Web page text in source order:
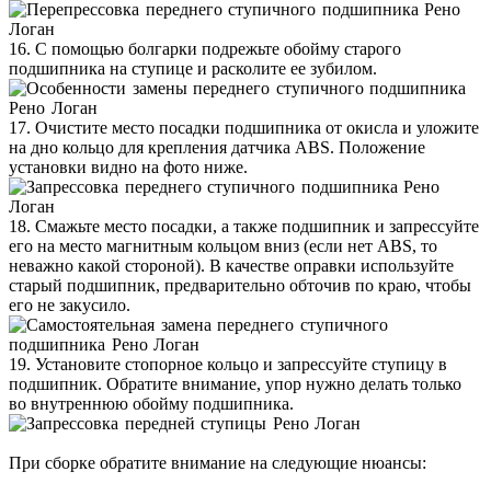
16. С помощью болгарки подрежьте обойму старого
подшипника на ступице и расколите ее зубилом.
17. Очистите место посадки подшипника от окисла и уложите
на дно кольцо для крепления датчика ABS. Положение
установки видно на фото ниже.
18. Смажьте место посадки, а также подшипник и запрессуйте
его на место магнитным кольцом вниз (если нет ABS, то
неважно какой стороной). В качестве оправки используйте
старый подшипник, предварительно обточив по краю, чтобы
его не закусило.
19. Установите стопорное кольцо и запрессуйте ступицу в
подшипник. Обратите внимание, упор нужно делать только
во внутреннюю обойму подшипника.
При сборке обратите внимание на следующие нюансы: